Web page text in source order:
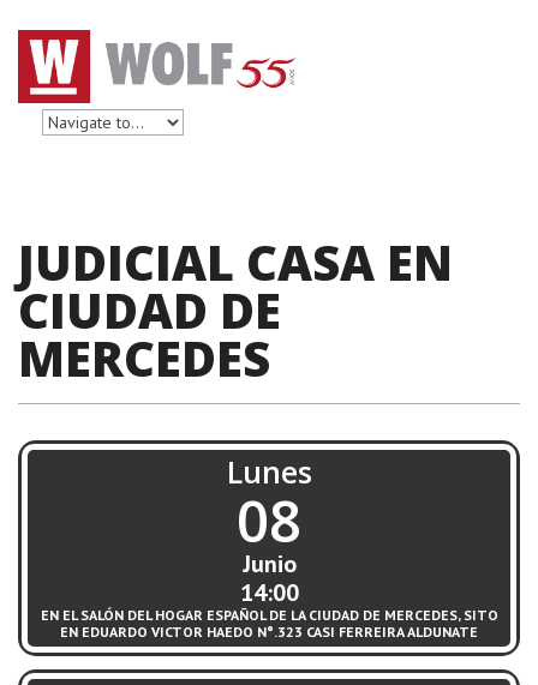
JUDICIAL CASA EN
CIUDAD DE
MERCEDES
Lunes
08
Junio
14:00
EN EL SALÓN DEL HOGAR ESPAÑOL DE LA CIUDAD DE MERCEDES, SITO
EN EDUARDO VICTOR HAEDO N°.323 CASI FERREIRA ALDUNATE